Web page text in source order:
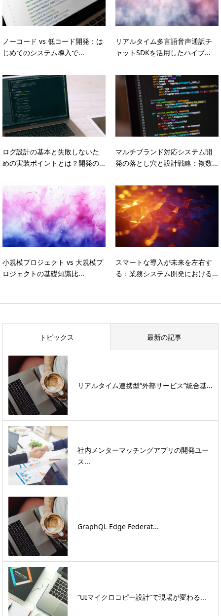
ノーコード vs 低コード開発：は
じめてのシステム導入で...
リアルタイム多言語音声通訳チ
ャットSDKを活用したハイブ...
ログ設計の基本と失敗しないた
めの実装ポイントとは？開発の...
マルチブランド対応システム開
発の落とし穴と設計戦略：複数...
小規模プロジェクト vs 大規模プ
ロジェクトの基礎知識比...
スマートな導入が未来を左右す
る：業務システム開発における...
トピックス 最新の記事
リアルタイム連携型“外部サービス”統合基...
社内メンターマッチングアプリの開発ユー
ス...
GraphQL Edge Federat...
“UIマイクロコピー設計”で現場が変わる...